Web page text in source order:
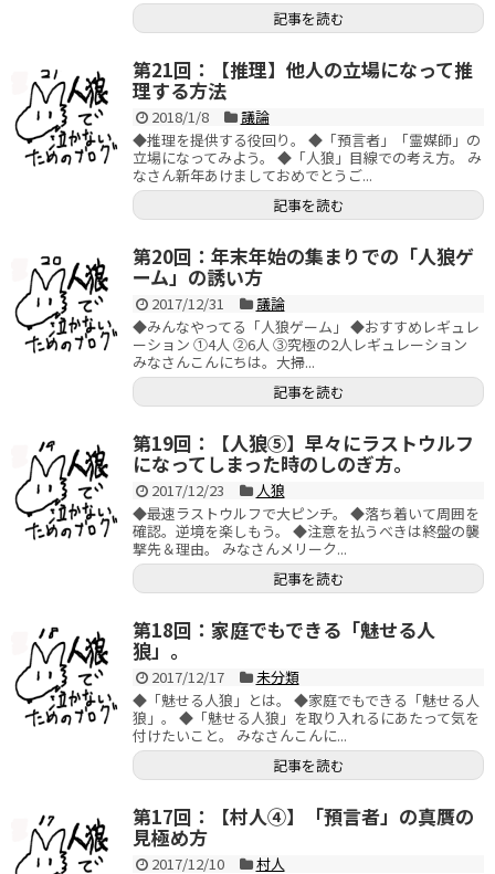
記事を読む
第21回：【推理】他人の立場になって推
理する方法
2018/1/8
議論
◆推理を提供する役回り。 ◆「預言者」「霊媒師」の
立場になってみよう。 ◆「人狼」目線での考え方。 み
なさん新年あけましておめでとうご...
記事を読む
第20回：年末年始の集まりでの「人狼ゲ
ーム」の誘い方
2017/12/31
議論
◆みんなやってる「人狼ゲーム」 ◆おすすめレギュレ
ーション ①4人 ②6人 ③究極の2人レギュレーション
みなさんこんにちは。大掃...
記事を読む
第19回：【人狼⑤】早々にラストウルフ
になってしまった時のしのぎ方。
2017/12/23
人狼
◆最速ラストウルフで大ピンチ。 ◆落ち着いて周囲を
確認。逆境を楽しもう。 ◆注意を払うべきは終盤の襲
撃先＆理由。 みなさんメリーク...
記事を読む
第18回：家庭でもできる「魅せる人
狼」。
2017/12/17
未分類
◆「魅せる人狼」とは。 ◆家庭でもできる「魅せる人
狼」。 ◆「魅せる人狼」を取り入れるにあたって気を
付けたいこと。 みなさんこんに...
記事を読む
第17回：【村人④】「預言者」の真贋の
見極め方
2017/12/10 村人